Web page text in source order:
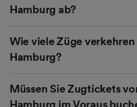
Hamburg ab?
Wie viele Züge
Hamburg?
Müssen Sie Zugtickets
Hamburg im Voraus